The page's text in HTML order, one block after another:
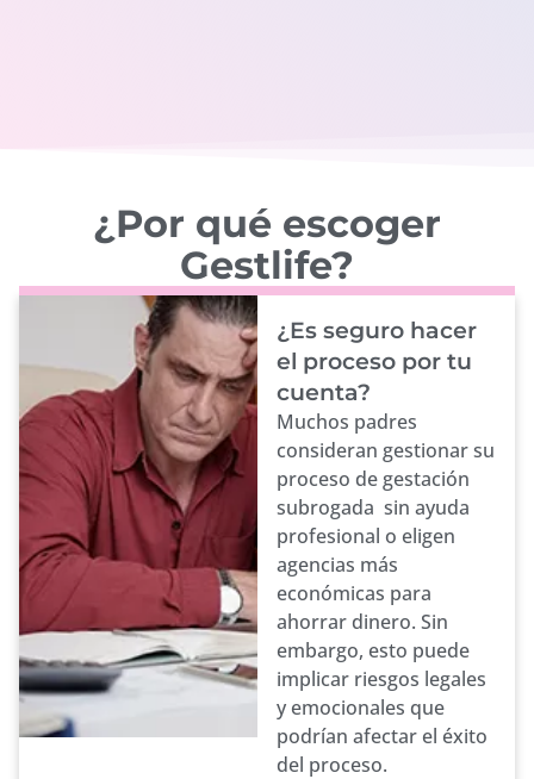
¿Por qué escoger
Gestlife?
¿Es seguro hacer
el proceso por tu
cuenta?
Muchos padres
consideran gestionar su
proceso de gestación
subrogada sin ayuda
profesional o eligen
agencias más
económicas para
ahorrar dinero. Sin
embargo, esto puede
implicar riesgos legales
y emocionales que
podrían afectar el éxito
del proceso.